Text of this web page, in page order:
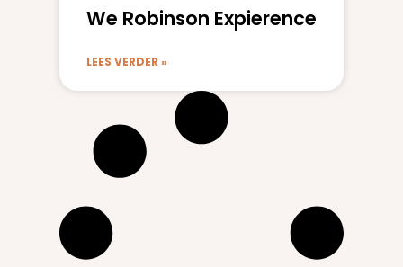
We Robinson Expierence
LEES VERDER »